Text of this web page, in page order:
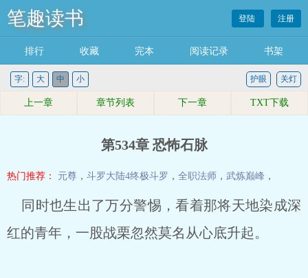
笔趣读书 登陆 注册
排行 收藏 完本 阅读记录 书架
字: 大 中 小 关灯
护眼
上一章 章节列表 下一章 TXT下载
第534章 恐怖石脉
热门推荐： 元尊 ， 斗罗大陆4终极斗罗 ， 全职法师 ， 武炼巅峰 ，
同时也生出了万分警惕，看着那将天地染成深
红的青年，一股战栗忽然莫名从心底升起。